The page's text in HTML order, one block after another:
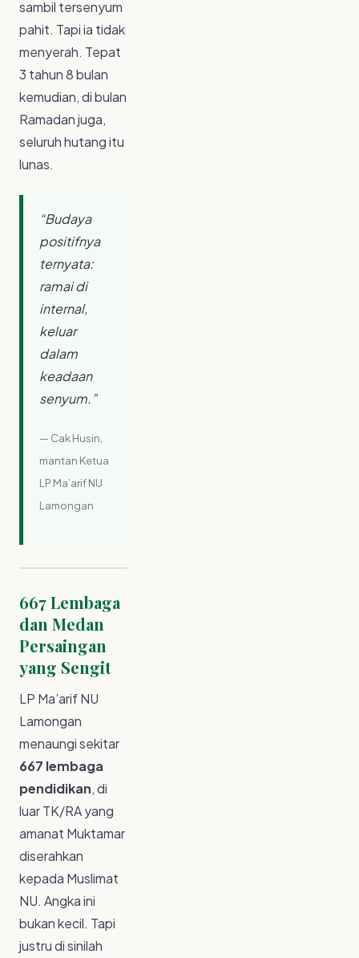
sambil tersenyum
pahit. Tapi ia tidak
menyerah. Tepat
3 tahun 8 bulan
kemudian, di bulan
Ramadan juga,
seluruh hutang itu
lunas.
“Budaya
positifnya
ternyata:
ramai di
internal,
keluar
dalam
keadaan
senyum.”
— Cak Husin,
mantan Ketua
LP Ma’arif NU
Lamongan
667 Lembaga
dan Medan
Persaingan
yang Sengit
LP Ma’arif NU
Lamongan
menaungi sekitar
667 lembaga
pendidikan, di
luar TK/RA yang
amanat Muktamar
diserahkan
kepada Muslimat
NU. Angka ini
bukan kecil. Tapi
justru di sinilah